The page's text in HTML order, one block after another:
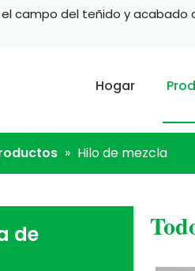
el campo del teñido y
Hogar
» Hilo de mezcla
de